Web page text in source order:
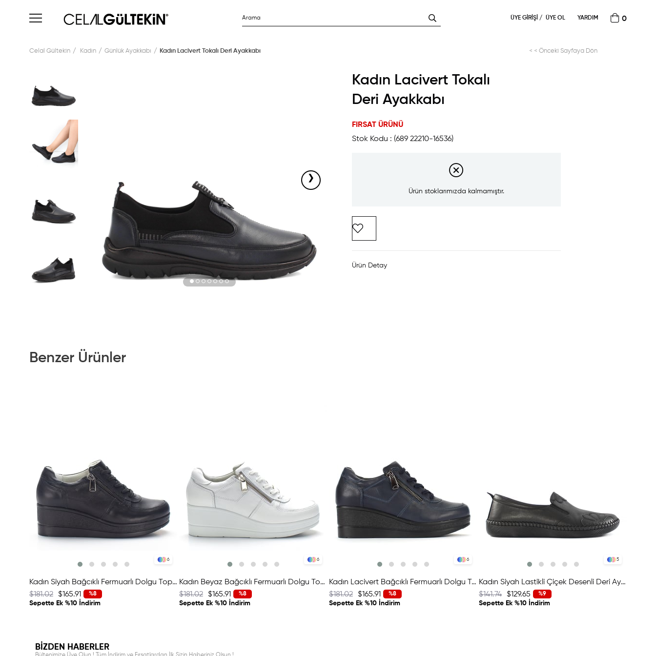
0
YARDIM
ÜYE GIRIŞI ÜYE OL
Celal Gültekin Kadın Günlük Ayakkabı Kadın Lacivert Tokalı Deri Ayakkabı < < Önceki Sayfaya Dön
›
Kadın Lacivert Tokalı
Deri Ayakkabı
FIRSAT ÜRÜNÜ
Stok Kodu
(689 22210-16536)
Ürün stoklarımızda kalmamıştır.
Ürün Detay
Benzer Ürünler
6
Kadın Siyah Bağcıklı Fermuarlı Dolgu Topuklu Deri Ayakkabı
%8
$165.91
$181.02
Sepette Ek %10 İndirim
6
Kadın Beyaz Bağcıklı Fermuarlı Dolgu Topuklu Deri Ayakkabı
%8
$165.91
$181.02
Sepette Ek %10 İndirim
6
Kadın Lacivert Bağcıklı Fermuarlı Dolgu Topuklu Deri Ayakkabı
%8
$165.91
$181.02
Sepette Ek %10 İndirim
5
Kadın Siyah Lastikli Çiçek Desenli Deri Ayakkabı
%9
$129.65
$141.74
Sepette Ek %10 İndirim
BİZDEN HABERLER